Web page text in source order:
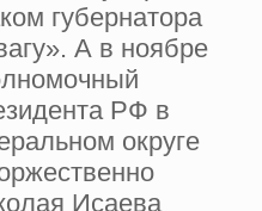
губернатора
А в ноябре
РФ в
округе
Исаева